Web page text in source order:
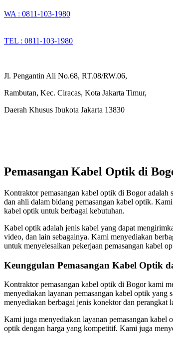
WA : 0811-103-1980
TEL : 0811-103-1980
Jl. Pengantin Ali No.68, RT.08/RW.06,
Rambutan, Kec. Ciracas, Kota Jakarta Timur,
Daerah Khusus Ibukota Jakarta 13830
Pemasangan Kabel Optik di
Kontraktor pemasangan kabel optik di Bogor adalah
dan ahli dalam bidang pemasangan kabel optik.
kabel optik untuk berbagai kebutuhan.
Kabel optik adalah jenis kabel yang dapat
video, dan lain sebagainya. Kami menyediakan
untuk menyelesaikan pekerjaan pemasangan kabel
Keunggulan Pemasangan Kabel Optik
Kontraktor pemasangan kabel optik di Bogor kami
menyediakan layanan pemasangan kabel optik
menyediakan berbagai jenis konektor dan
Kami juga menyediakan layanan pemasangan
optik dengan harga yang kompetitif. Kami juga